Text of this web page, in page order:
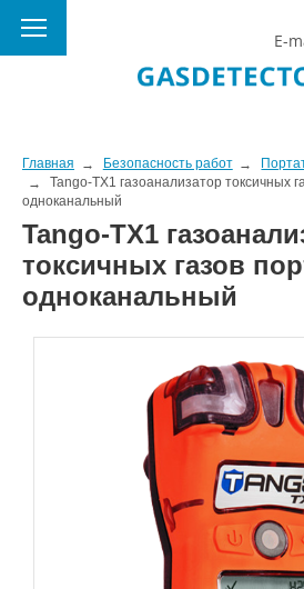
E-
Главная Безопасность работ
Tango-TX1 газоанализатор токсичных
одноканальный
Tango-TX1
токсичных газов
одноканальный